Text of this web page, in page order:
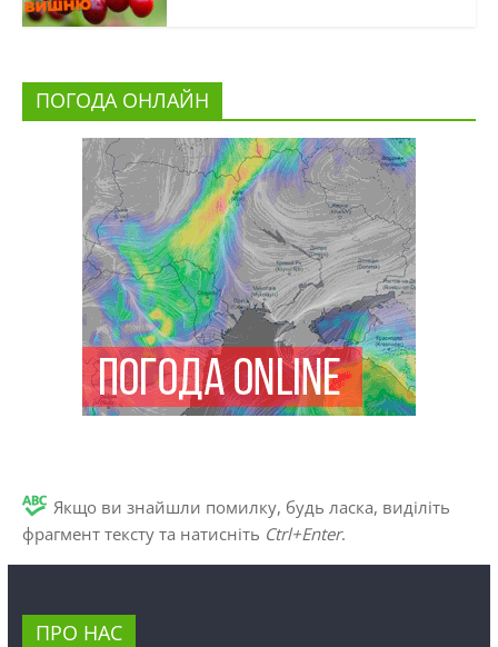
ПОГОДА ОНЛАЙН
Якщо ви знайшли помилку, будь ласка, виділіть
фрагмент тексту та натисніть Ctrl+Enter.
ПРО НАС